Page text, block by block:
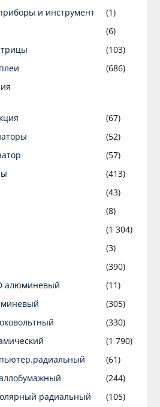
и инструмент
(1)
(6)
(103)
(686)
(67)
(52)
(57)
(413)
(43)
(8)
(1 304)
(3)
(390)
алюминевый
(11)
(305)
(330)
(1 790)
(61)
(244)
радиальный
(105)